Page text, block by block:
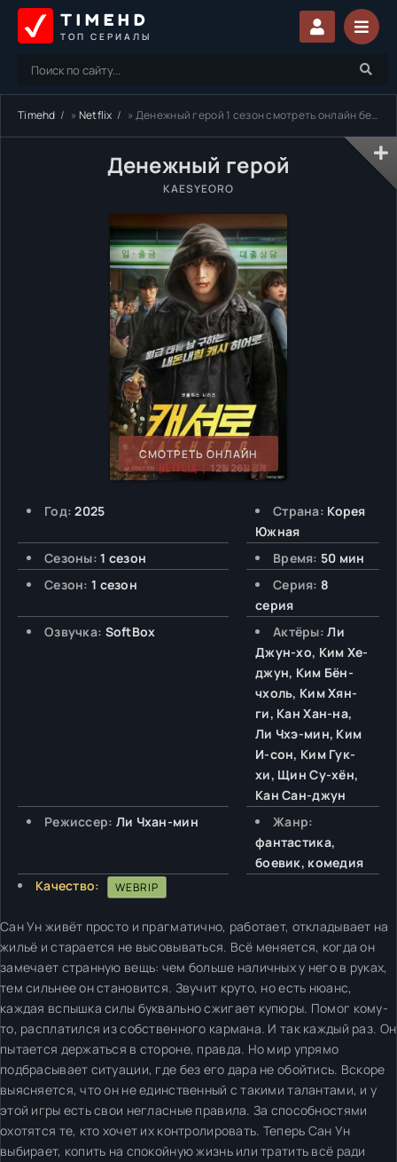
TIMEHD
ТОП СЕРИАЛЫ
Timehd »Netflix » Денежный герой 1 сезон смотреть онлайн бесплатно
Денежный герой
KAESYEORO
СМОТРЕТЬ ОНЛАЙН
Год: 2025 Страна: Корея
Южная
Сезоны: 1 сезон Время: 50 мин
Сезон: 1 сезон Серия: 8
серия
Озвучка: SoftBox Актёры: Ли
Джун-хо, Ким Хе-
джун, Ким Бён-
чхоль, Ким Хян-
ги, Кан Хан-на,
Ли Чхэ-мин, Ким
И-сон, Ким Гук-
хи, Щин Су-хён,
Кан Сан-джун
Режиссер: Ли Чхан-мин
Жанр:
фантастика,
боевик, комедия
Качество:
WEBRIP
Сан Ун живёт просто и прагматично, работает, откладывает на
жильё и старается не высовываться. Всё меняется, когда он
замечает странную вещь: чем больше наличных у него в руках,
тем сильнее он становится. Звучит круто, но есть нюанс,
каждая вспышка силы буквально сжигает купюры. Помог кому-
то, расплатился из собственного кармана. И так каждый раз. Он
пытается держаться в стороне, правда. Но мир упрямо
подбрасывает ситуации, где без его дара не обойтись. Вскоре
выясняется, что он не единственный с такими талантами, и у
этой игры есть свои негласные правила. За способностями
охотятся те, кто хочет их контролировать. Теперь Сан Ун
выбирает, копить на спокойную жизнь или тратить всё ради